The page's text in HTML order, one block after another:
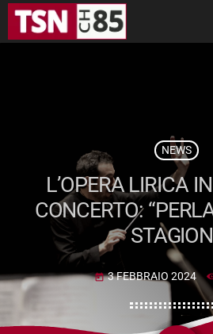
NEWS
L’OPERA LIRICA
CONCERTO:
today 3 FEBBRAIO 2024